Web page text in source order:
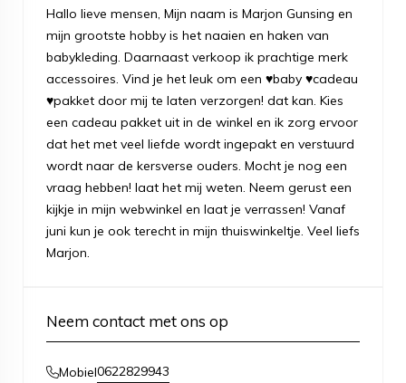
Hallo lieve mensen, Mijn naam is Marjon Gunsing en
mijn grootste hobby is het naaien en haken van
babykleding. Daarnaast verkoop ik prachtige merk
accessoires. Vind je het leuk om een ♥baby ♥cadeau
♥pakket door mij te laten verzorgen! dat kan. Kies
een cadeau pakket uit in de winkel en ik zorg ervoor
dat het met veel liefde wordt ingepakt en verstuurd
wordt naar de kersverse ouders. Mocht je nog een
vraag hebben! laat het mij weten. Neem gerust een
kijkje in mijn webwinkel en laat je verrassen! Vanaf
juni kun je ook terecht in mijn thuiswinkeltje. Veel liefs
Marjon.
Neem contact met ons op
Mobiel0622829943